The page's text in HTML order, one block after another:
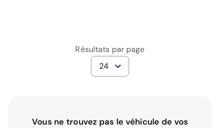
Résultats par page
24
Vous ne trouvez pas le véhicule de vos